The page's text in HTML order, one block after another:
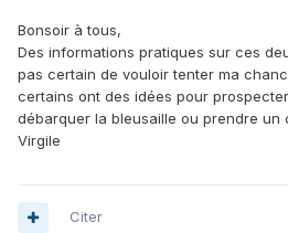
Bonsoir à tous,
Des informations pratiques sur ces
pas certain de vouloir tenter ma
certains ont des idées pour
débarquer la bleusaille ou prendre un
Virgile
Citer